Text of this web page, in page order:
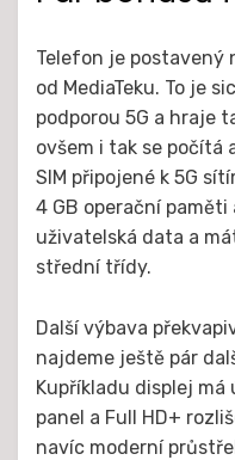
Telefon je postavený
od MediaTeku. To je
podporou 5G a hraje
ovšem i tak se počítá
SIM připojené k 5G
4 GB operační paměti
uživatelská data a
střední třídy.
Další výbava
najdeme ještě pár
Kupříkladu displej má
panel a Full HD+
navíc moderní